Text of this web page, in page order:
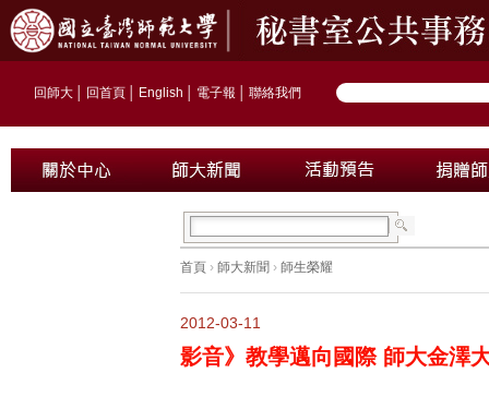
回師大 回首頁 English 電子報 聯絡我們
首頁 › 師大新聞 › 師生榮耀
2012-03-11
影音》教學邁向國際 師大金澤